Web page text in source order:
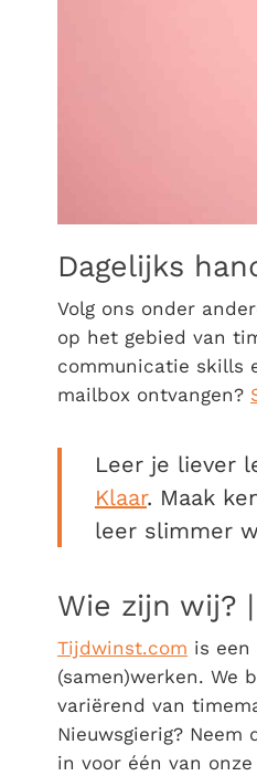
Dagelijks
Volg ons onder
op het gebied van
communicatie skills
mailbox ontvangen?
Leer je liever
Klaar. Maak
leer slimmer
Wie zijn wij?
Tijdwinst.com is
(samen)werken. We
variërend van
Nieuwsgierig?
in voor één van